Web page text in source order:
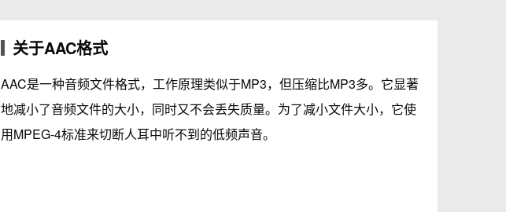
关于AAC格式
AAC是一种音频文件格式，工作原理类似于MP3，但压缩比MP3多。它显著
地减小了音频文件的大小，同时又不会丢失质量。为了减小文件大小，它使
用MPEG-4标准来切断人耳中听不到的低频声音。